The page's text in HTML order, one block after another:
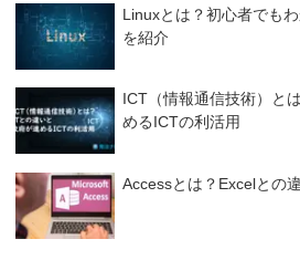
Linuxとは？初心者でも
を紹介
ICT（情報通信技術）と
めるICTの利活用
Accessとは？Excelとの